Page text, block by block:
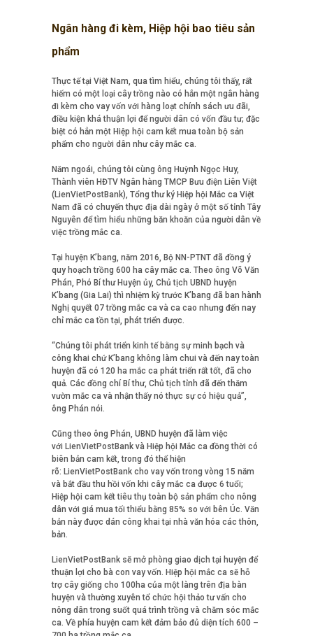
Ngân hàng đi kèm, Hiệp hội bao tiêu sản
phẩm
Thực tế tại Việt Nam, qua tìm hiểu, chúng tôi thấy, rất
hiếm có một loại cây trồng nào có hẳn một ngân hàng
đi kèm cho vay vốn với hàng loạt chính sách ưu đãi,
điều kiện khá thuận lợi để người dân có vốn đầu tư; đặc
biệt có hẳn một Hiệp hội cam kết mua toàn bộ sản
phẩm cho người dân như cây mắc ca.
Năm ngoái, chúng tôi cùng ông Huỳnh Ngọc Huy,
Thành viên HĐTV Ngân hàng TMCP Bưu điện Liên Việt
(LienVietPostBank), Tổng thư ký Hiệp hội Mắc ca Việt
Nam đã có chuyến thực địa dài ngày ở một số tỉnh Tây
Nguyên để tìm hiểu những băn khoăn của người dân về
việc trồng mắc ca.
Tại huyện K’bang, năm 2016, Bộ NN-PTNT đã đồng ý
quy hoạch trồng 600 ha cây mắc ca. Theo ông Võ Văn
Phán, Phó Bí thư Huyện ủy, Chủ tịch UBND huyện
K’bang (Gia Lai) thì nhiệm kỳ trước K’bang đã ban hành
Nghị quyết 07 trồng mắc ca và ca cao nhưng đến nay
chỉ mắc ca tồn tại, phát triển được.
“Chúng tôi phát triển kinh tế bằng sự minh bạch và
công khai chứ K’bang không làm chui và đến nay toàn
huyện đã có 120 ha mắc ca phát triển rất tốt, đã cho
quả. Các đồng chí Bí thư, Chủ tịch tỉnh đã đến thăm
vườn mắc ca và nhận thấy nó thực sự có hiệu quả”,
ông Phán nói.
Cũng theo ông Phán, UBND huyện đã làm việc
với LienVietPostBank và Hiệp hội Mắc ca đồng thời có
biên bản cam kết, trong đó thể hiện
rõ: LienVietPostBank cho vay vốn trong vòng 15 năm
và bắt đầu thu hồi vốn khi cây mắc ca được 6 tuổi;
Hiệp hội cam kết tiêu thụ toàn bộ sản phẩm cho nông
dân với giá mua tối thiểu bằng 85% so với bên Úc. Văn
bản này được dán công khai tại nhà văn hóa các thôn,
bản.
LienVietPostBank sẽ mở phòng giao dịch tại huyện để
thuận lợi cho bà con vay vốn. Hiệp hội mắc ca sẽ hỗ
trợ cây giống cho 100ha của một làng trên địa bàn
huyện và thường xuyên tổ chức hội thảo tư vấn cho
nông dân trong suốt quá trình trồng và chăm sóc mắc
ca. Về phía huyện cam kết đảm bảo đủ diện tích 600 –